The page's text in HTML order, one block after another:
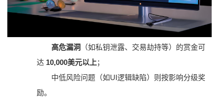
高危漏洞
（如私钥泄露、交易劫持等）的赏金可
达 10,000美元以上；
中低风险问题（如UI逻辑缺陷）则按影响分级奖
励。